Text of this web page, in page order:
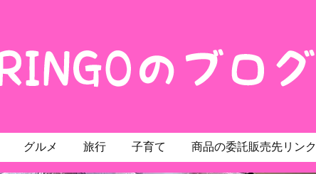
グルメ 旅行 子育て 商品の委託販売先リンク